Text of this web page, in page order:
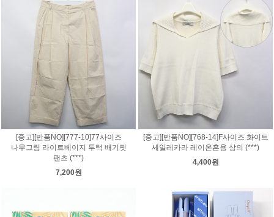
[중고][반품NO][777-10]77사이즈
나무그림 라이트베이지 투턱 배기핏
팬츠 (***)
7,200원
[중고][반품NO][768-14]F사이즈 화이트
세일레카라 레이온혼용 상의 (***)
4,400원